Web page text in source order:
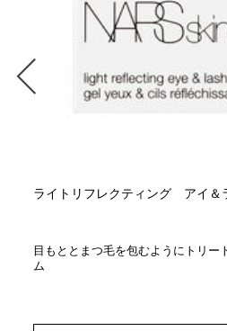
ライトリフレクティング アイ＆
目もととまつ毛を包むようにトリー
ム